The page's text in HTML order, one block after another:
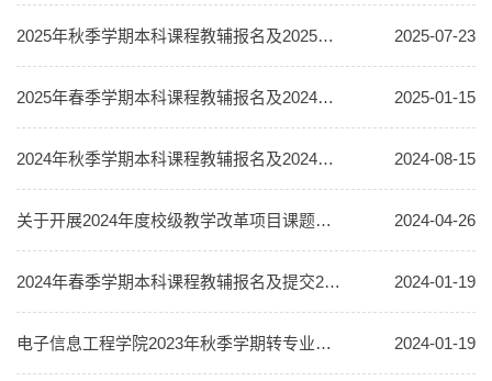
2025年秋季学期本科课程教辅报名及2025年春季学期本科课程教辅考核表提交的通知 2025-07-23
2025年春季学期本科课程教辅报名及2024年秋季学期教辅考核表提交的通知 2025-01-15
2024年秋季学期本科课程教辅报名及2024年春季学期教辅考核表提交的通知 2024-08-15
关于开展2024年度校级教学改革项目课题研究申报工作的通知 2024-04-26
2024年春季学期本科课程教辅报名及提交2023年夏秋季学期教辅考核表的通知 2024-01-19
电子信息工程学院2023年秋季学期转专业初审结果公示 2024-01-19